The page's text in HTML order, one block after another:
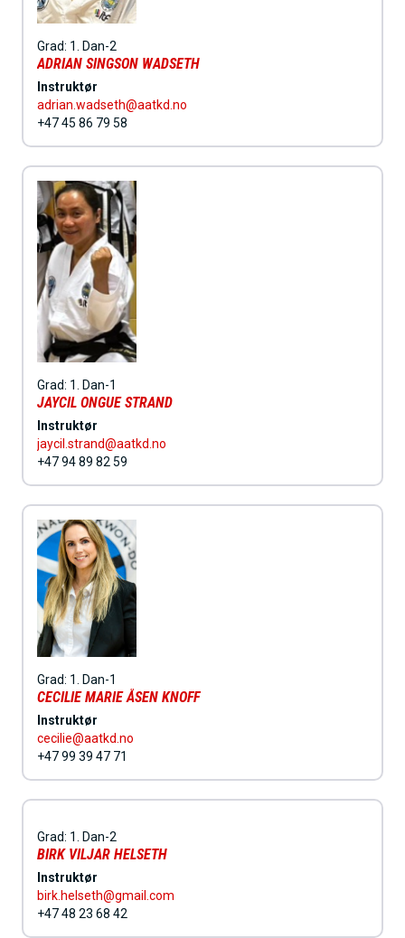
Grad: 1. Dan-2
ADRIAN SINGSON WADSETH
Instruktør
adrian.wadseth@aatkd.no
+47 45 86 79 58
Grad: 1. Dan-1
JAYCIL ONGUE STRAND
Instruktør
jaycil.strand@aatkd.no
+47 94 89 82 59
Grad: 1. Dan-1
CECILIE MARIE ÅSEN KNOFF
Instruktør
cecilie@aatkd.no
+47 99 39 47 71
Grad: 1. Dan-2
BIRK VILJAR HELSETH
Instruktør
birk.helseth@gmail.com
+47 48 23 68 42